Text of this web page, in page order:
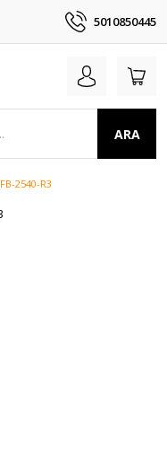
5010850445
ARA
FB-2540-R3